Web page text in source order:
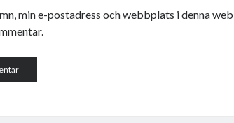
min e-postadress och webbplats i denna